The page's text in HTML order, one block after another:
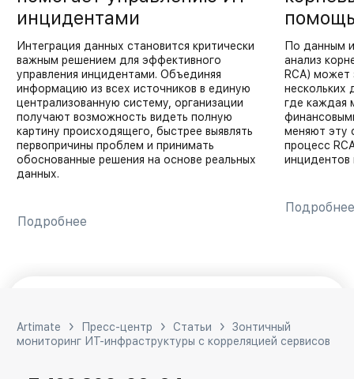
инцидентами
Интеграция данных становится критически
важным решением для эффективного
управления инцидентами. Объединяя
информацию из всех источников в единую
централизованную систему, организации
получают возможность видеть полную
картину происходящего, быстрее выявлять
первопричины проблем и принимать
обоснованные решения на основе реальных
данных.
Подробнее
По данным
анализ
RCA) может
нескольких
где каждая
меняют эту
процесс
инцидентов
Подробнее
Artimate Пресс-центр Статьи
Зонтичный
мониторинг ИТ-инфраструктуры с корреляцией сервисов
сайт, вы соглашаетесьна
обработку файлов cookie.
Принимаю